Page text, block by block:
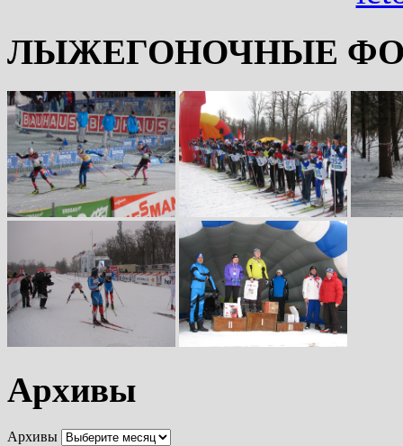
ЛЫЖЕГОНОЧНЫЕ
Архивы
Архивы